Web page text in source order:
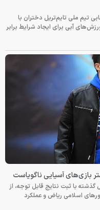
تیم ملی تایم‌تریل دختران با
آبی برای ایجاد شرایط برابر
با ثبت نتایج قابل توجه، از
اسلامی ریاض و عملکرد